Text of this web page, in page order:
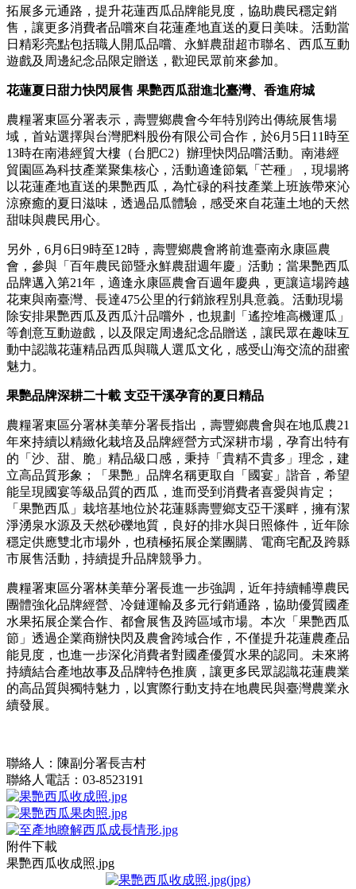
拓展多元通路，提升花蓮西瓜品牌能見度，協助農民穩定銷
售，讓更多消費者品嚐來自花蓮產地直送的夏日美味。活動當
日精彩亮點包括職人開瓜品嚐、永鮮農甜超市聯名、西瓜互動
遊戲及周邊紀念品限定贈送，歡迎民眾前來參加。
花蓮夏日甜力快閃展售 果艷西瓜甜進北臺灣、香進府城
農糧署東區分署表示，壽豐鄉農會今年特別跨出傳統展售場
域，首站選擇與台灣肥料股份有限公司合作，於6月5日11時至
13時在南港經貿大樓（台肥C2）辦理快閃品嚐活動。南港經
貿園區為科技產業聚集核心，活動適逢節氣「芒種」，現場將
以花蓮產地直送的果艷西瓜，為忙碌的科技產業上班族帶來沁
涼療癒的夏日滋味，透過品瓜體驗，感受來自花蓮土地的天然
甜味與農民用心。
另外，6月6日9時至12時，壽豐鄉農會將前進臺南永康區農
會，參與「百年農民節暨永鮮農甜週年慶」活動；當果艷西瓜
品牌邁入第21年，適逢永康區農會百週年慶典，更讓這場跨越
花東與南臺灣、長達475公里的行銷旅程別具意義。活動現場
除安排果艷西瓜及西瓜汁品嚐外，也規劃「遙控堆高機運瓜」
等創意互動遊戲，以及限定周邊紀念品贈送，讓民眾在趣味互
動中認識花蓮精品西瓜與職人選瓜文化，感受山海交流的甜蜜
魅力。
果艷品牌深耕二十載 支亞干溪孕育的夏日精品
農糧署東區分署林美華分署長指出，壽豐鄉農會與在地瓜農21
年來持續以精緻化栽培及品牌經營方式深耕市場，孕育出特有
的「沙、甜、脆」精品級口感，秉持「貴精不貴多」理念，建
立高品質形象；「果艷」品牌名稱更取自「國宴」諧音，希望
能呈現國宴等級品質的西瓜，進而受到消費者喜愛與肯定；
「果艷西瓜」栽培基地位於花蓮縣壽豐鄉支亞干溪畔，擁有潔
淨湧泉水源及天然砂礫地質，良好的排水與日照條件，近年除
穩定供應雙北市場外，也積極拓展企業團購、電商宅配及跨縣
市展售活動，持續提升品牌競爭力。
農糧署東區分署林美華分署長進一步強調，近年持續輔導農民
團體強化品牌經營、冷鏈運輸及多元行銷通路，協助優質國產
水果拓展企業合作、都會展售及跨區域市場。本次「果艷西瓜
節」透過企業商辦快閃及農會跨域合作，不僅提升花蓮農產品
能見度，也進一步深化消費者對國產優質水果的認同。未來將
持續結合產地故事及品牌特色推廣，讓更多民眾認識花蓮農業
的高品質與獨特魅力，以實際行動支持在地農民與臺灣農業永
續發展。
聯絡人：陳副分署長吉村
聯絡人電話：03-8523191
附件下載
果艷西瓜收成照.jpg